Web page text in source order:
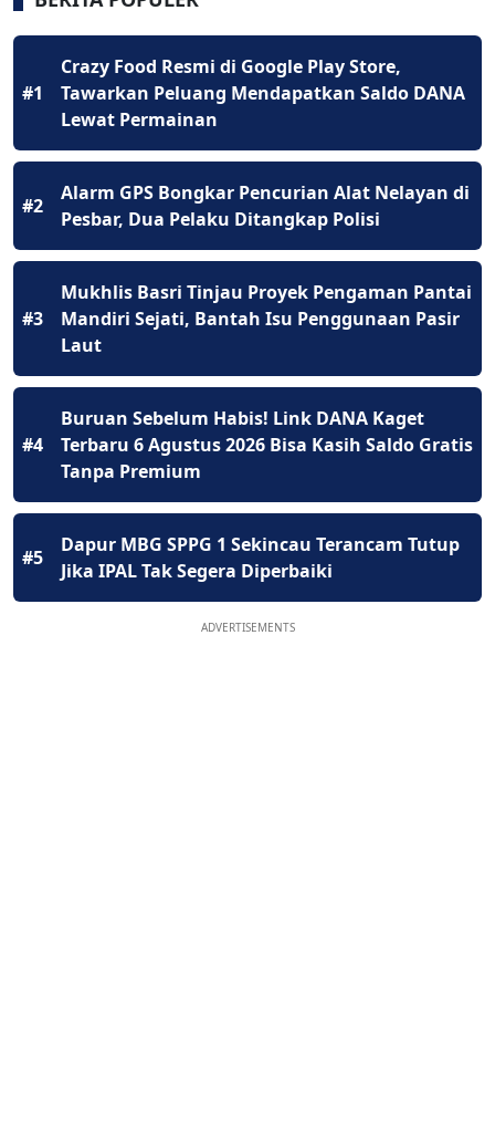
#1
Crazy Food Resmi di Google Play Store,
Tawarkan Peluang Mendapatkan Saldo DANA
Lewat Permainan
#2
Alarm GPS Bongkar Pencurian Alat Nelayan di
Pesbar, Dua Pelaku Ditangkap Polisi
#3
Mukhlis Basri Tinjau Proyek Pengaman Pantai
Mandiri Sejati, Bantah Isu Penggunaan Pasir
Laut
#4
Buruan Sebelum Habis! Link DANA Kaget
Terbaru 6 Agustus 2026 Bisa Kasih Saldo Gratis
Tanpa Premium
#5
Dapur MBG SPPG 1 Sekincau Terancam Tutup
Jika IPAL Tak Segera Diperbaiki
ADVERTISEMENTS